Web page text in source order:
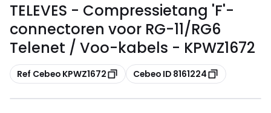
TELEVES - Compressietang 'F'-
connectoren voor RG-11/RG6
Telenet / Voo-kabels - KPWZ1672
Kopiëren
Ref Cebeo KPWZ1672 Kopiëren
Cebeo ID 8161224